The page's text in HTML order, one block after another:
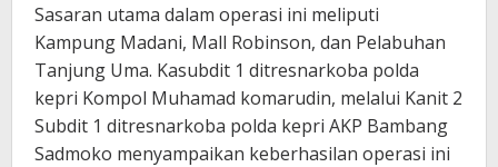
Sasaran utama dalam operasi ini meliputi
Kampung Madani, Mall Robinson, dan Pelabuhan
Tanjung Uma. Kasubdit 1 ditresnarkoba polda
kepri Kompol Muhamad komarudin, melalui Kanit 2
Subdit 1 ditresnarkoba polda kepri AKP Bambang
Sadmoko menyampaikan keberhasilan operasi ini